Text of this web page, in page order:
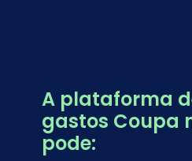
A plataforma
gastos Coupa
pode: